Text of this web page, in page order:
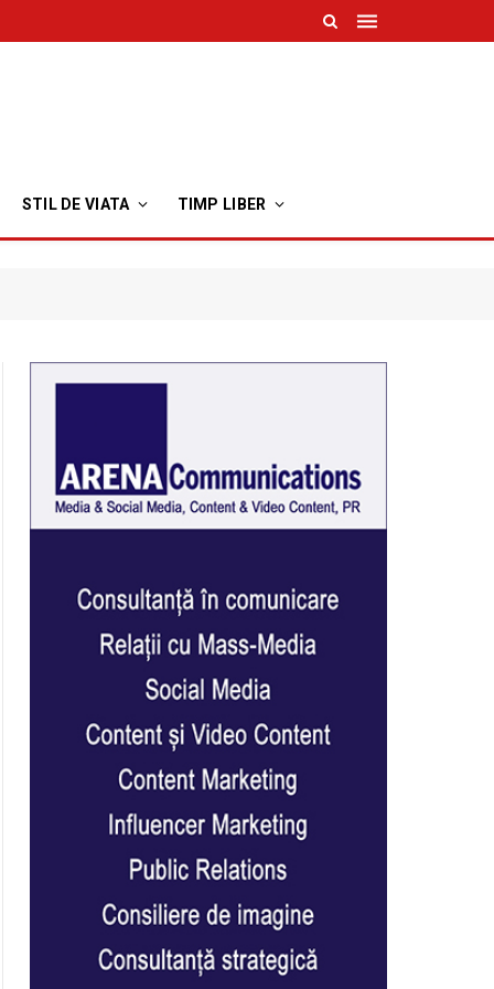
STIL DE VIATA TIMP LIBER